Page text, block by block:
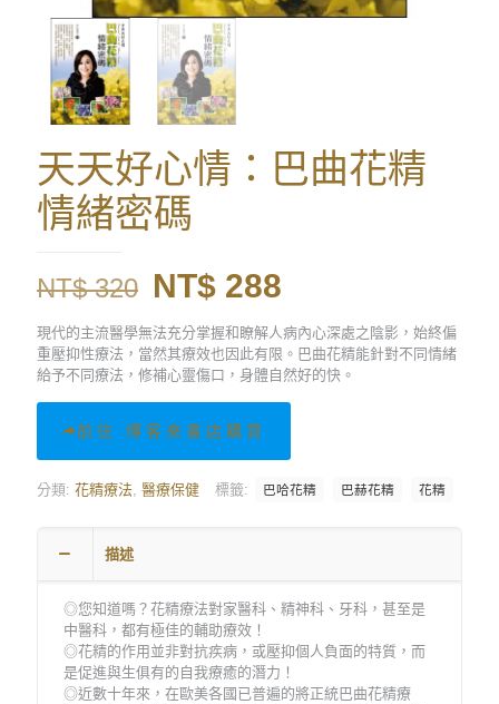
天天好心情：巴曲花精
情緒密碼
NT$320 原
始
價
格：
NT$ 320。
NT$ 288
前
價
格：
現代的主流醫學無法充分掌握和瞭解人病內心深處之陰影，始終偏
重壓抑性療法，當然其療效也因此有限。巴曲花精能針對不同情緒
給予不同療法，修補心靈傷口，身體自然好的快。
前往 博客來書店購買
分類: 花精療法 醫療保健 標籤: 巴哈花精 巴赫花精 花精
描述
◎您知道嗎？花精療法對家醫科、精神科、牙科，甚至是
中醫科，都有極佳的輔助療效！
◎花精的作用並非對抗疾病，或壓抑個人負面的特質，而
是促進與生俱有的自我療癒的潛力！
◎近數十年來，在歐美各國已普遍的將正統巴曲花精療